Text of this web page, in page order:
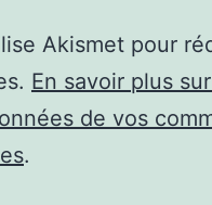
Akismet pour
En savoir plus
de vos
.